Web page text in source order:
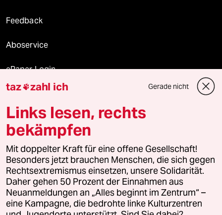
Feedback
Aboservice
ePaper Login
Downloads für Abonnierende
© 2026 taz Verlags und Vertriebs GmbH
Alle Rechte vorbehalten. Bei rechtlichen Fragen oder für Genehmigungen
wenden Sie sich bitte an
lizenzen@taz.de
Feedback Redaktionsstatut Kommune-Richtlinien
Leitlinie Informant Datenschutz Impressum AGB
taz zahl ich Gerade nicht
Links lesen, rechts
bekämpfen
Mit doppelter Kraft für eine offene Gesellschaft!
Besonders jetzt brauchen Menschen, die sich gegen
Rechtsextremismus einsetzen, unsere Solidarität.
Daher gehen 50 Prozent der Einnahmen aus
Neuanmeldungen an „Alles beginnt im Zentrum“ –
eine Kampagne, die bedrohte linke Kulturzentren